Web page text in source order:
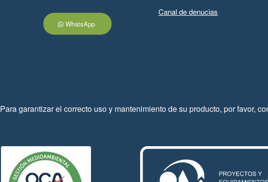
WhatsApp
Canal de denucias
Para garantizar el correcto uso y mantenimiento de su producto, por favor,